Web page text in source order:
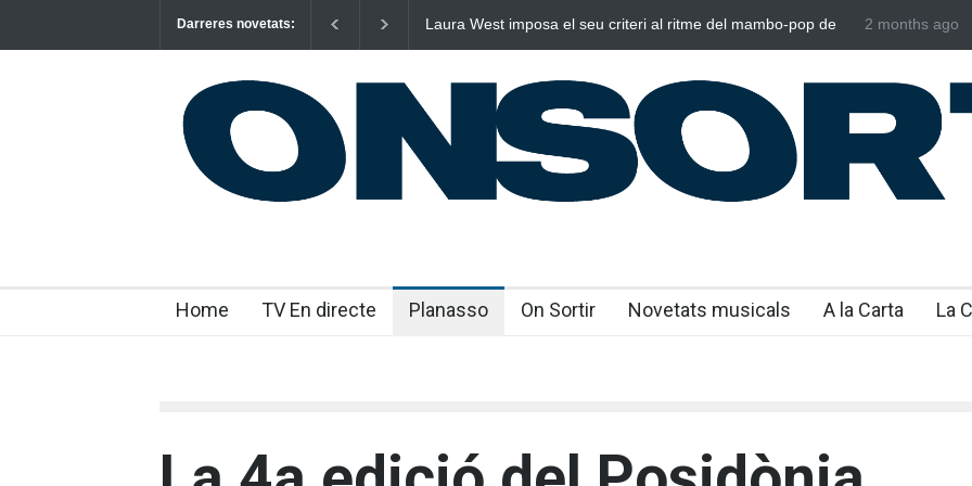
Darreres novetats:
Laura West imposa el seu criteri al ritme del mambo-pop de
Poggioli i Meri
2 months ago
Home TV En directe Planasso On Sortir Novetats musicals A la Carta La